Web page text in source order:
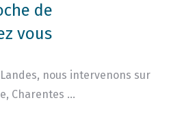
de
vous
nous intervenons sur
Charentes …